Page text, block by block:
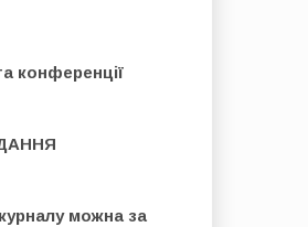
конференції
можна за